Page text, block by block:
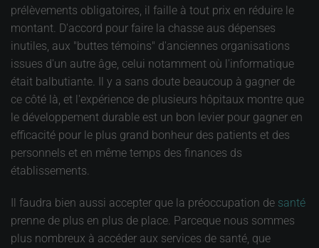
prélèvements obligatoires, il faille à tout prix en réduire le
montant. D'accord pour faire la chasse aus dépenses
inutiles, aux "buttes témoins" d'anciennes organisations
issues d'un autre âge, celui notamment où l'informatique
était balbutiante. Il y a sans doute beaucoup à gagner de
ce côté là, et l'expérience de plusieurs hôpitaux montre que
le développement durable est un bon levier pour gagner en
efficacité pour le plus grand bonheur des patients et des
personnels et en même temps des finances ds
établissements.
Il faudra bien aussi accepter que la préoccupation de santé
prenne de plus en plus de place. Parceque nous sommes
plus nombreux à accéder aux services de santé, que